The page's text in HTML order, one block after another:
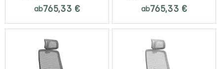
ab765,33 € ab765,33 €